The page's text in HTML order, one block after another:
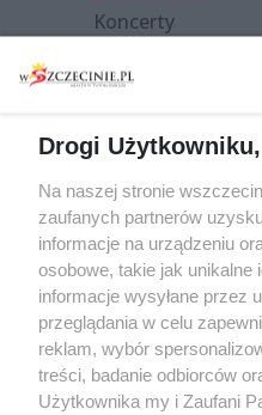
Koncerty
Spacery i oprowadzania
targi
Wernisaże
Więcej
Drogi Użytkowniku,
Na naszej stronie
zaufanych partnerów
informacje na urządzeniu
osobowe, takie jak unikalne
informacje wysyłane przez
przeglądania w celu
reklam, wybór
treści, badanie odbiorców
Użytkownika my i Zaufani